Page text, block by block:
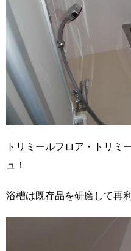
トリミールフロア・トリミ
ュ！
浴槽は既存品を研磨して再